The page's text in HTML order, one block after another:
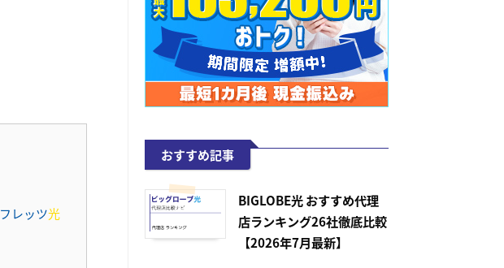
フレッツ光
おすすめ記事
BIGLOBE光 おすすめ代理
店ランキング26社徹底比較
【2026年7月最新】